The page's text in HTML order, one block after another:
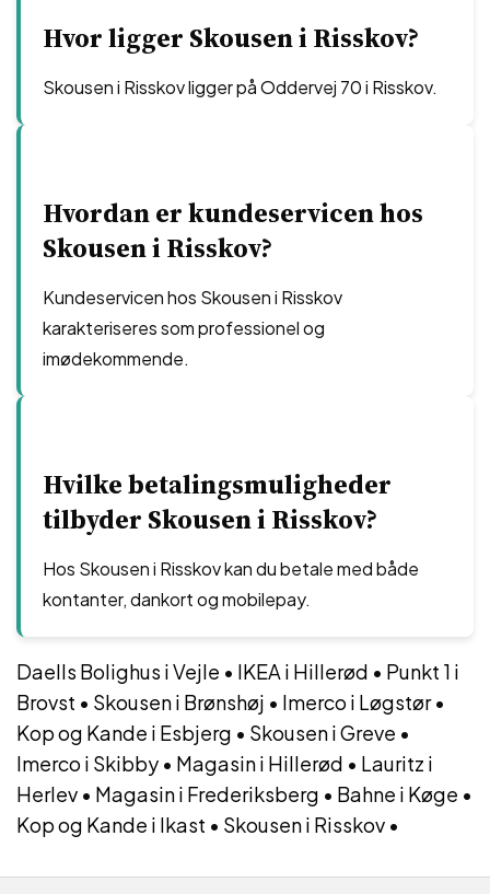
Hvor ligger Skousen i Risskov?
Skousen i Risskov ligger på Oddervej 70 i Risskov.
Hvordan er kundeservicen hos
Skousen i Risskov?
Kundeservicen hos Skousen i Risskov
karakteriseres som professionel og
imødekommende.
Hvilke betalingsmuligheder
tilbyder Skousen i Risskov?
Hos Skousen i Risskov kan du betale med både
kontanter, dankort og mobilepay.
Daells Bolighus i Vejle • IKEA i Hillerød • Punkt 1 i
Brovst • Skousen i Brønshøj • Imerco i Løgstør•
Kop og Kande i Esbjerg • Skousen i Greve •
Imerco i Skibby • Magasin i Hillerød • Lauritz i
Herlev • Magasin i Frederiksberg • Bahne i Køge •
Kop og Kande i Ikast • Skousen i Risskov •